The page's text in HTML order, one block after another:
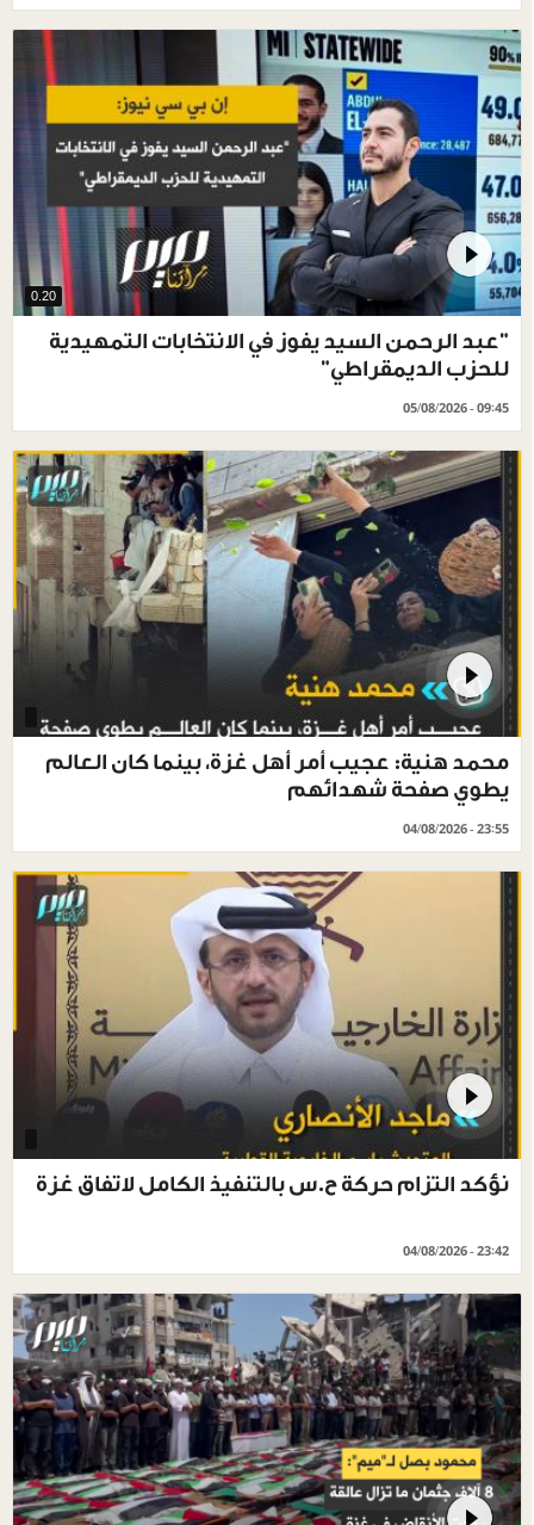
0.20
"عبد الرحمن السيد يفوز في الانتخابات التمهيدية
للحزب الديمقراطي"
05/08/2026 - 09:45
محمد هنية: عجيب أمر أهل غزة، بينما كان العالم
يطوي صفحة شهدائهم
04/08/2026 - 23:55
نؤكد التزام حركة ح.س بالتنفيذ الكامل لاتفاق غزة
04/08/2026 - 23:42